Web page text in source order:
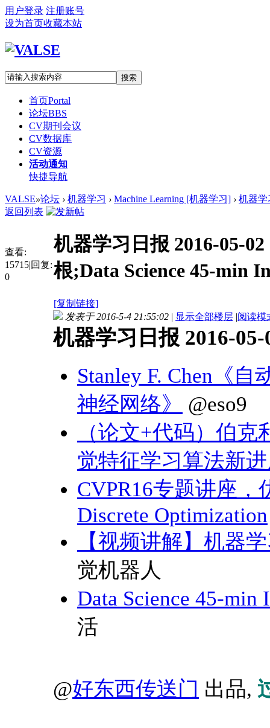
用户登录 注册账号
设为首页收藏本站
搜索
首页Portal
论坛BBS
CV期刊会议
CV数据库
CV资源
活动通知
快捷导航
VALSE»论坛 › 机器学习 › Machine Learning [机器学习] › 机器学
返回列表
查看:
15715|回复:
0
机器学习日报 2016-05-
根;Data Science 45-min
[复制链接]
发表于 2016-5-4 21:55:02 | 显示全部楼层 |阅读模
机器学习日报 2016-05-
Stanley F. Chen《
神经网络》
@eso9
（论文+代码）伯
觉特征学习算法新
CVPR16专题讲座，
Discrete Optimization
【视频讲解】机器
觉机器人
Data Science 45-
活
@好东西传送门 出品,